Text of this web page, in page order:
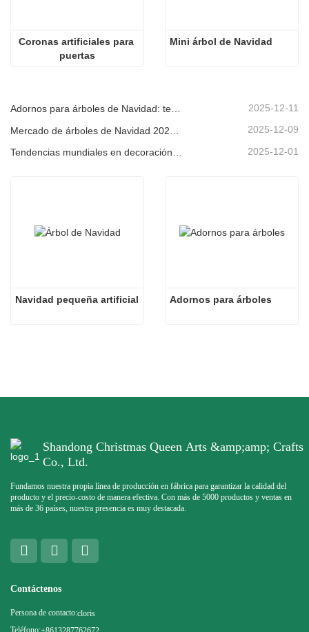
Coronas artificiales para
puertas
Mini árbol de Navidad
Adornos para árboles de Navidad: tendencias del mercado, información sobre la cadena de suministro y guía de adquisiciones 2025 2025-12-11
2025-12-09
2025-12-01
Navidad pequeña artificial Adornos para árboles
Shandong Christmas Queen Arts &amp;amp; Crafts
Co., Ltd.
Fundamos nuestra propia línea de producción en fábrica para garantizar la calidad del
producto y el precio-costo de manera efectiva. Con más de 5000 productos y ventas en
más de 36 países, nuestra presencia es muy destacada.
Contáctenos
Persona de contacto:cloris